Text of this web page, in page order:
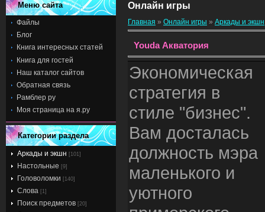
Меню сайта
Файлы
Блог
Книга интересных статей
Книга для гостей
Наш каталог сайтов
Обратная связь
Рамблер ру
Моя страница на я.ру
Категории раздела
Аркады и экшн [101]
Настольные [9]
Головоломки [140]
Слова [1]
Поиск предметов [20]
Онлайн игры
Главная » Онлайн игры » Аркады и экшн
Youda Акватория
Экономическая
стратегия в
стиле "бизнес".
Вам досталась
должность мэра
маленького и
уютного